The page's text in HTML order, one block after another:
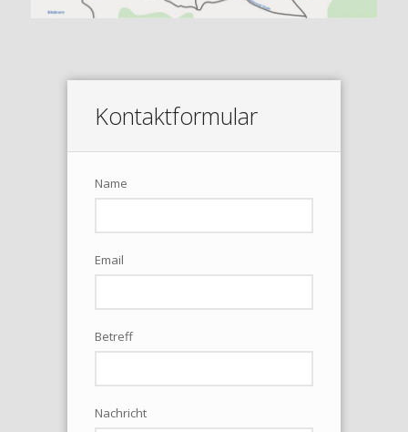
Kontaktformular
Name
Email
Betreff
Nachricht